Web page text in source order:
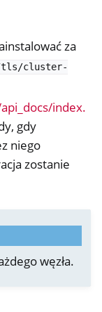
za
cluster-
index.
gdy
niego
zostanie
węzła.